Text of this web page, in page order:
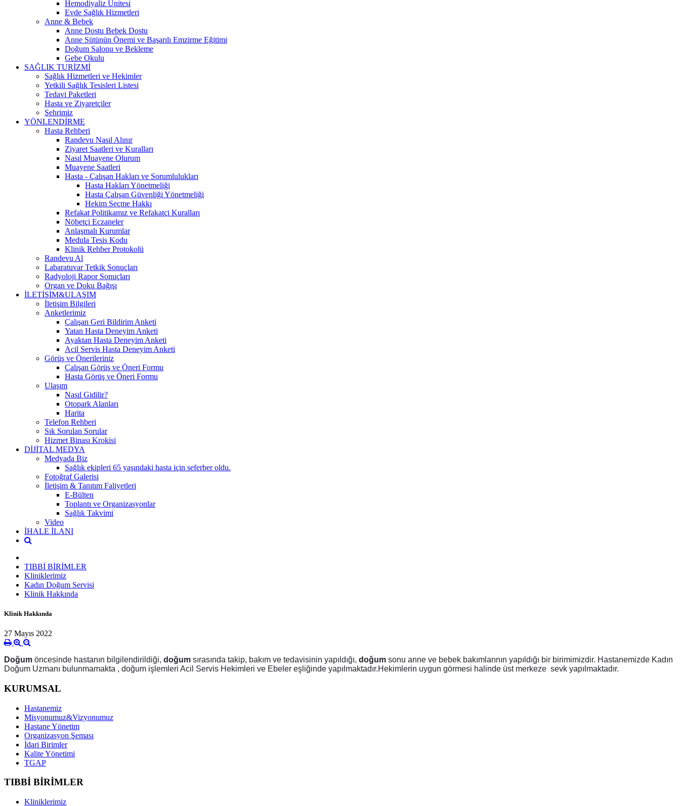
Hemodiyaliz Ünitesi
Evde Sağlık Hizmetleri
Anne & Bebek
Anne Dostu Bebek Dostu
Anne Sütünün Önemi ve Başarılı Emzirme Eğitimi
Doğum Salonu ve Bekleme
Gebe Okulu
SAĞLIK TURİZMİ
Sağlık Hizmetleri ve Hekimler
Yetkili Sağlık Tesisleri Listesi
Tedavi Paketleri
Hasta ve Ziyaretçiler
Şehrimiz
YÖNLENDİRME
Hasta Rehberi
Randevu Nasıl Alınır
Ziyaret Saatleri ve Kuralları
Nasıl Muayene Olurum
Muayene Saatleri
Hasta - Çalışan Hakları ve Sorumlulukları
Hasta Hakları Yönetmeliği
Hasta Çalışan Güvenliği Yönetmeliği
Hekim Seçme Hakkı
Refakat Politikamız ve Refakatçi Kuralları
Nöbetçi Eczaneler
Anlaşmalı Kurumlar
Medula Tesis Kodu
Klinik Rehber Protokolü
Randevu Al
Labaratuvar Tetkik Sonuçları
Radyoloji Rapor Sonuçları
Organ ve Doku Bağışı
İLETİŞİM&ULAŞIM
İletişim Bilgileri
Anketlerimiz
Çalışan Geri Bildirim Anketi
Yatan Hasta Deneyim Anketi
Ayaktan Hasta Deneyim Anketi
Acil Servis Hasta Deneyim Anketi
Görüş ve Önerileriniz
Çalışan Görüş ve Öneri Formu
Hasta Görüş ve Öneri Formu
Ulaşım
Nasıl Gidilir?
Otopark Alanları
Harita
Telefon Rehberi
Sık Sorulan Sorular
Hizmet Binası Krokisi
DİJİTAL MEDYA
Medyada Biz
Sağlık ekipleri 65 yaşındaki hasta için seferber oldu.
Fotoğraf Galerisi
İletişim & Tanıtım Faliyetleri
E-Bülten
Toplantı ve Organizasyonlar
Sağlık Takvimi
Video
İHALE İLANI
TIBBİ BİRİMLER
Kliniklerimiz
Kadın Doğum Servisi
Klinik Hakkında
Klinik Hakkında
27 Mayıs 2022
Doğum öncesinde hastanın bilgilendirildiği, doğum sırasında takip, bakım ve tedavisinin yapıldığı, doğum sonu anne ve bebek bakımlarının yapıldığı bir birimimizdir. Hastanemizde Kadın
Doğum Uzmanı bulunmamakta , doğum işlemleri Acil Servis Hekimleri ve Ebeler eşliğinde yapılmaktadır.Hekimlerin uygun görmesi halinde üst merkeze sevk yapılmaktadır.
KURUMSAL
Hastanemiz
Misyonumuz&Vizyonumuz
Hastane Yönetim
Organizasyon Şeması
İdari Birimler
Kalite Yönetimi
TGAP
TIBBİ BİRİMLER
Kliniklerimiz